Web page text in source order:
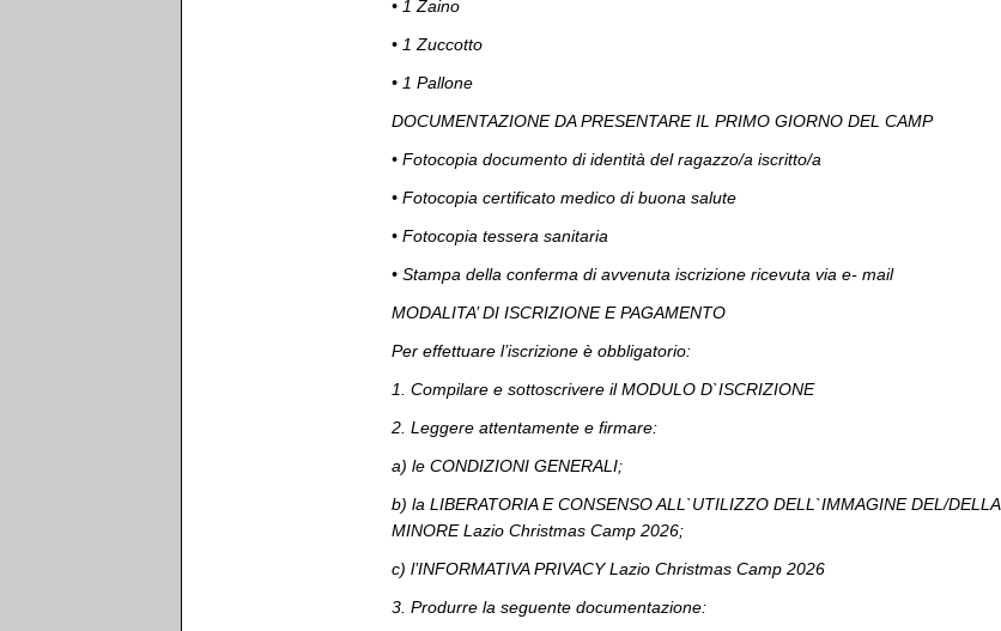
•⁠ ⁠1 Zaino
•⁠ ⁠1 Zuccotto
•⁠ ⁠1 Pallone
DOCUMENTAZIONE DA PRESENTARE IL PRIMO GIORNO DEL CAMP
•⁠ ⁠Fotocopia documento di identità del ragazzo/a iscritto/a
•⁠ ⁠Fotocopia certificato medico di buona salute
•⁠ ⁠Fotocopia tessera sanitaria
•⁠ ⁠Stampa della conferma di avvenuta iscrizione ricevuta via e- mail
MODALITA’ DI ISCRIZIONE E PAGAMENTO
Per effettuare l’iscrizione è obbligatorio:
1.⁠ ⁠Compilare e sottoscrivere il MODULO D`ISCRIZIONE
2.⁠ ⁠Leggere attentamente e firmare:
a) le CONDIZIONI GENERALI;
b) la LIBERATORIA E CONSENSO ALL`UTILIZZO DELL`IMMAGINE DEL/DELLA
MINORE Lazio Christmas Camp 2026;
c) l’INFORMATIVA PRIVACY Lazio Christmas Camp 2026
3.⁠ ⁠Produrre la seguente documentazione: